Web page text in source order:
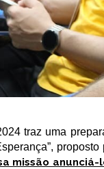
traz uma
missão anunciá-